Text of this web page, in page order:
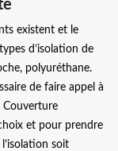
existent et le
d’isolation de
polyuréthane.
de faire appel à
Couverture
et pour prendre
soit